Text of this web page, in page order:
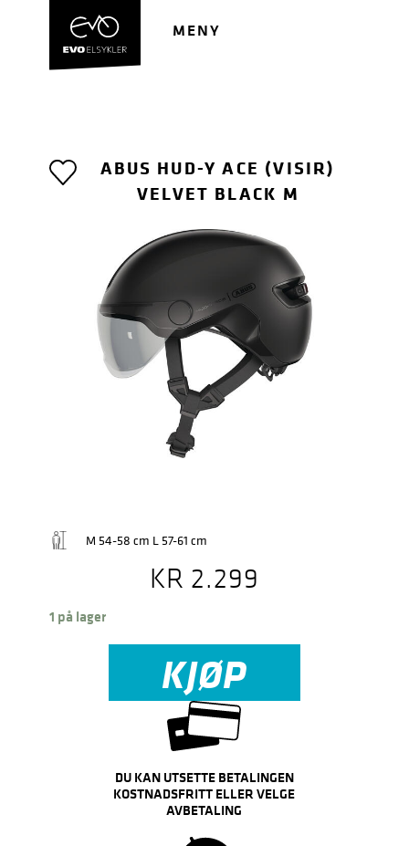
navigasjon
MENY
ABUS HUD-Y ACE (VISIR)
VELVET BLACK M
M 54-58 cm L 57-61 cm
KR 2.299
1 på lager
KJØP
DU KAN UTSETTE BETALINGEN
KOSTNADSFRITT ELLER VELGE
AVBETALING